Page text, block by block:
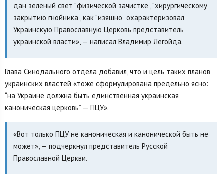
дан зеленый свет “физической зачистке”, “хирургическому
закрытию гнойника”, как “изящно” охарактеризовал
Украинскую Православную Церковь представитель
украинской власти», — написал Владимир Легойда.
Глава Синодального отдела добавил, что и цель таких планов
украинских властей «тоже сформулирована предельно ясно:
“на Украине должна быть единственная украинская
каноническая церковь” — ПЦУ».
«Вот только ПЦУ не каноническая и канонической быть не
может», — подчеркнул представитель Русской
Православной Церкви.